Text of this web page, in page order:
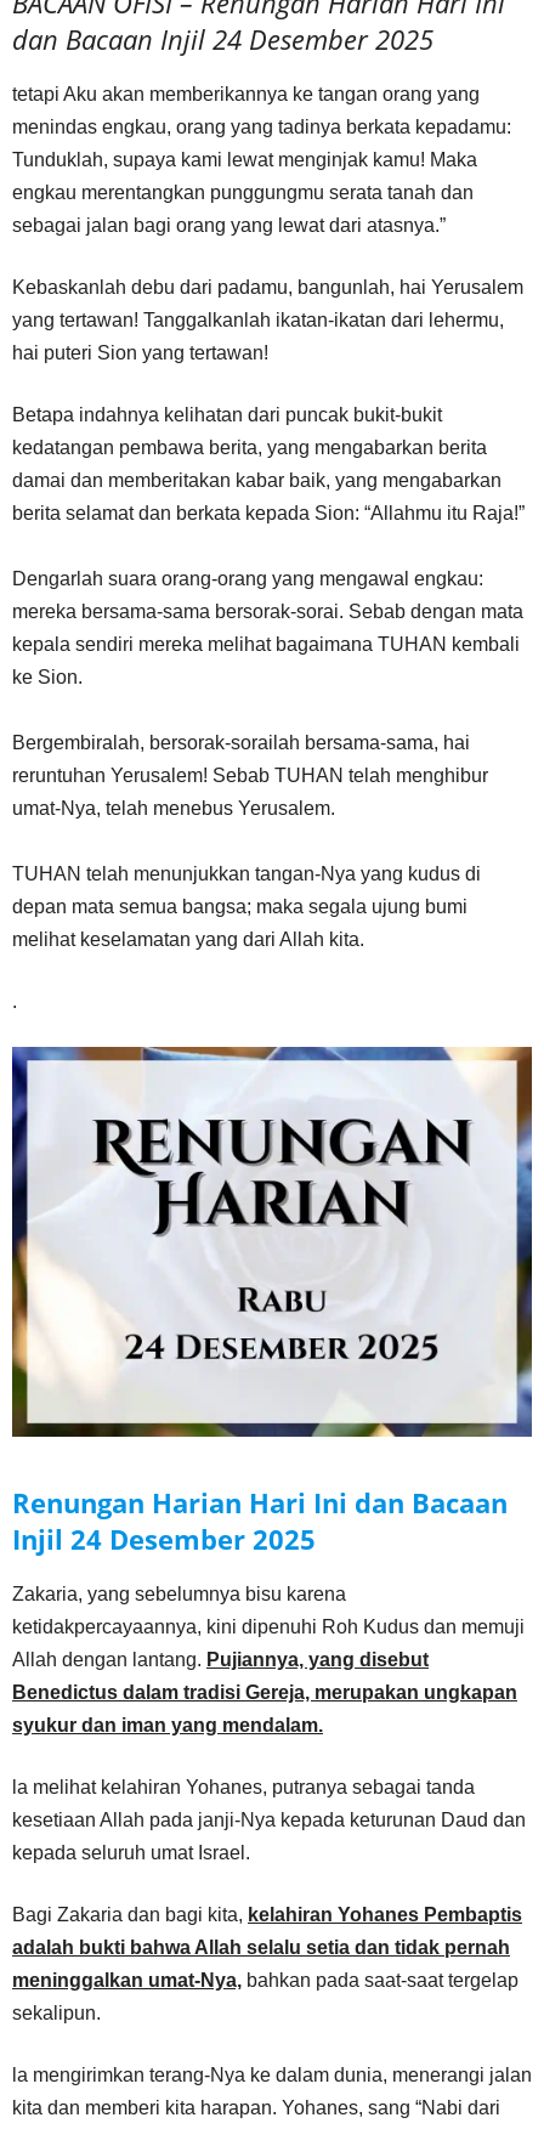
dan Bacaan Injil 24 Desember 2025
tetapi Aku akan memberikannya ke tangan orang yang
menindas engkau, orang yang tadinya berkata kepadamu:
Tunduklah, supaya kami lewat menginjak kamu! Maka
engkau merentangkan punggungmu serata tanah dan
sebagai jalan bagi orang yang lewat dari atasnya.”
Kebaskanlah debu dari padamu, bangunlah, hai Yerusalem
yang tertawan! Tanggalkanlah ikatan-ikatan dari lehermu,
hai puteri Sion yang tertawan!
Betapa indahnya kelihatan dari puncak bukit-bukit
kedatangan pembawa berita, yang mengabarkan berita
damai dan memberitakan kabar baik, yang mengabarkan
berita selamat dan berkata kepada Sion: “Allahmu itu Raja!”
Dengarlah suara orang-orang yang mengawal engkau:
mereka bersama-sama bersorak-sorai. Sebab dengan mata
kepala sendiri mereka melihat bagaimana TUHAN kembali
ke Sion.
Bergembiralah, bersorak-sorailah bersama-sama, hai
reruntuhan Yerusalem! Sebab TUHAN telah menghibur
umat-Nya, telah menebus Yerusalem.
TUHAN telah menunjukkan tangan-Nya yang kudus di
depan mata semua bangsa; maka segala ujung bumi
melihat keselamatan yang dari Allah kita.
.
Renungan Harian Hari Ini dan Bacaan
Injil 24 Desember 2025
Zakaria, yang sebelumnya bisu karena
ketidakpercayaannya, kini dipenuhi Roh Kudus dan memuji
Allah dengan lantang. Pujiannya, yang disebut
Benedictus dalam tradisi Gereja, merupakan ungkapan
syukur dan iman yang mendalam.
la melihat kelahiran Yohanes, putranya sebagai tanda
kesetiaan Allah pada janji-Nya kepada keturunan Daud dan
kepada seluruh umat Israel.
Bagi Zakaria dan bagi kita, kelahiran Yohanes Pembaptis
adalah bukti bahwa Allah selalu setia dan tidak pernah
meninggalkan umat-Nya, bahkan pada saat-saat tergelap
sekalipun.
la mengirimkan terang-Nya ke dalam dunia, menerangi jalan
kita dan memberi kita harapan. Yohanes, sang “Nabi dari